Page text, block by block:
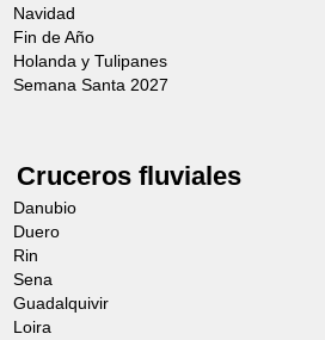
(Después del mediodía)
Navidad
Fin de Año
Holanda y Tulipanes
Semana Santa 2027
Cruceros fluviales
Danubio
Duero
Rin
Sena
Guadalquivir
Loira